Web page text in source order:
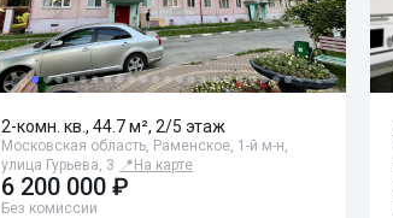
2-комн. кв., 44.7 м², 2/5 этаж
Московская область, Раменское, 1-й м-н,
улица Гурьева, 3 📍 На карте
6 200 000 ₽
Без комиссии